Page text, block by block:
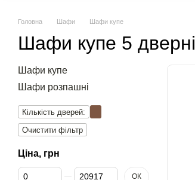
Головна Шафи Шафи купе
Шафи купе 5 дверні
Шафи купе
Шафи розпашні
Кількість дверей:
Очистити фільтр
Ціна, грн
Від Ціна, грн
До Ціна, грн ОК